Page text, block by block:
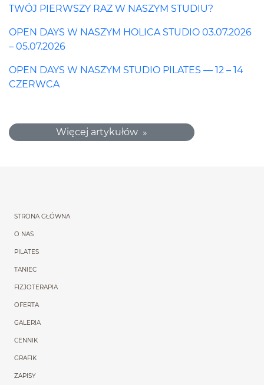
TWÓJ PIERWSZY RAZ W NASZYM STUDIU?
OPEN DAYS W NASZYM HOLICA STUDIO 03.07.2026
– 05.07.2026
OPEN DAYS W NASZYM STUDIO PILATES — 12 – 14
CZERWCA
Więcej artykułów
Menu główne
STRONA GŁÓWNA
O NAS
PILATES
TANIEC
FIZJOTERAPIA
OFERTA
GALERIA
CENNIK
GRAFIK
ZAPISY